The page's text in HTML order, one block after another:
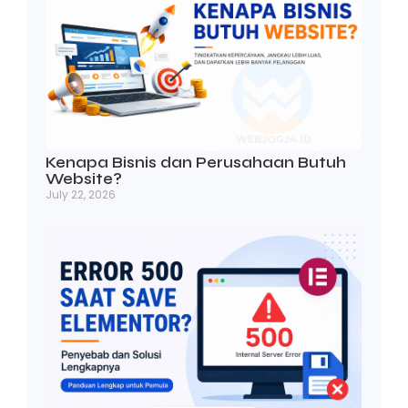
Kenapa Bisnis dan Perusahaan Butuh
Website?
July 22, 2026